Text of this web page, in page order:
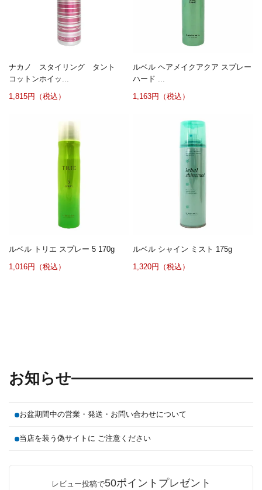
ナカノ スタイリング タント
コットンホイッ...
1,815円（税込）
ルベル ヘアメイクアクア スプレー
ハード ...
1,163円（税込）
ルベル トリエ スプレー 5 170g
1,016円（税込）
ルベル シャイン ミスト 175g
1,320円（税込）
お知らせ
お盆期間中の営業・発送・お問い合わせについて
当店を装う偽サイトに ご注意ください
レビュー投稿で50ポイントプレゼント